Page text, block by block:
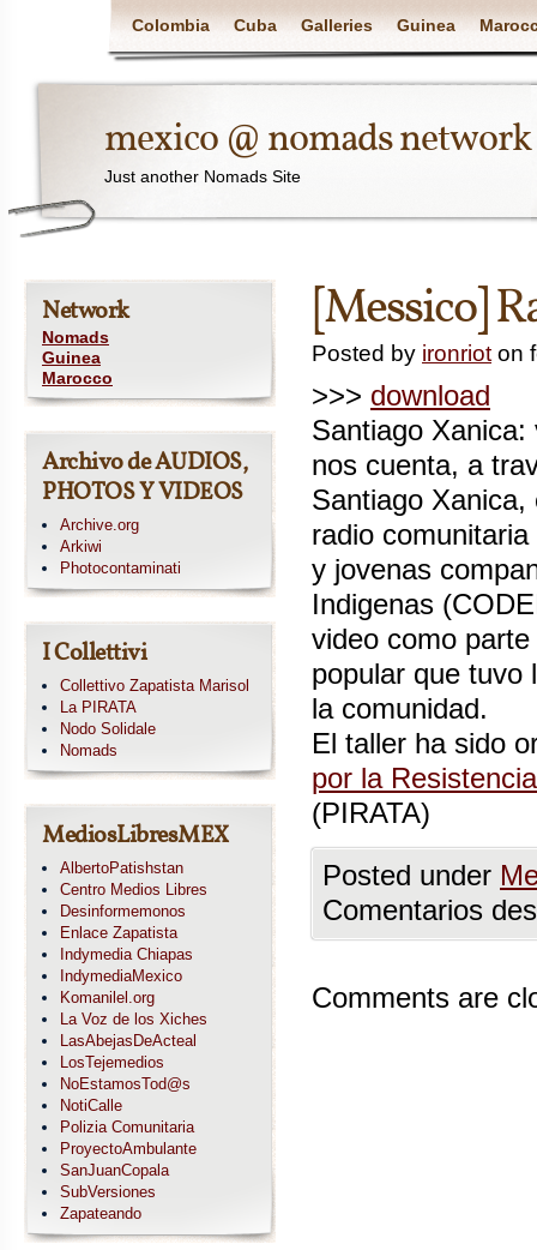
Colombia Cuba Galleries Guinea
mexico @ nomads network
Just another Nomads Site
[Messico]
Posted by ironriot on
>>> download
Santiago
nos cuenta, a
Santiago
radio
y jovenas
Indigenas
video como
popular que tuvo
la comunidad.
El taller ha sido
por la
(PIRATA)
Posted under
Comentarios
Comments are
Network
Nomads
Guinea
Marocco
Archivo de AUDIOS,
PHOTOS Y VIDEOS
Archive.org
Arkiwi
Photocontaminati
I Collettivi
Collettivo Zapatista Marisol
La PIRATA
Nodo Solidale
Nomads
MediosLibresMEX
AlbertoPatishstan
Centro Medios Libres
Desinformemonos
Enlace Zapatista
Indymedia Chiapas
IndymediaMexico
Komanilel.org
La Voz de los Xiches
LasAbejasDeActeal
LosTejemedios
NoEstamosTod@s
NotiCalle
Polizia Comunitaria
ProyectoAmbulante
SanJuanCopala
SubVersiones
Zapateando